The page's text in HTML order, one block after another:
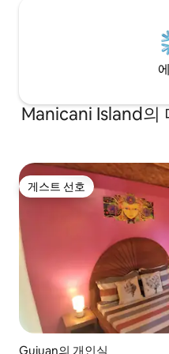
Manicani Island의
게스트 선호
게스트 선호
Guiuan의 개인실